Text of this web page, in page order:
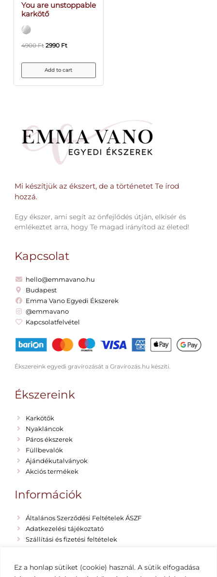
Ez a honlap sütiket (cookie) használ. A sütik elfogadása
You are unstoppable
karkötő
4900Ft 2990 Ft
Add to cart
Mi készítjük az ékszert, de a történetet Te írod
hozzá.​
Egy ékszer, ami segít az önfejlődés útján, elkísér és
emlékeztet arra, hogy Te magad irányítod az életed!
Kapcsolat
hello@emmavano.hu
Budapest
Emma Vano Egyedi Ékszerek
@emmavano
Kapcsolatfelvétel
Ékszereink egyedi gravírozását a Gravírozás.hu készíti.
Ékszereink
Karkötők
Nyakláncok
Páros ékszerek
Füllbevalók
Ajándékutalványok
Akciós termékek
Információk
Általános Szerződési Feltételek ÁSZF
Adatkezelési tájékoztató
Szállítási és fizetési feltételek
Impresszum